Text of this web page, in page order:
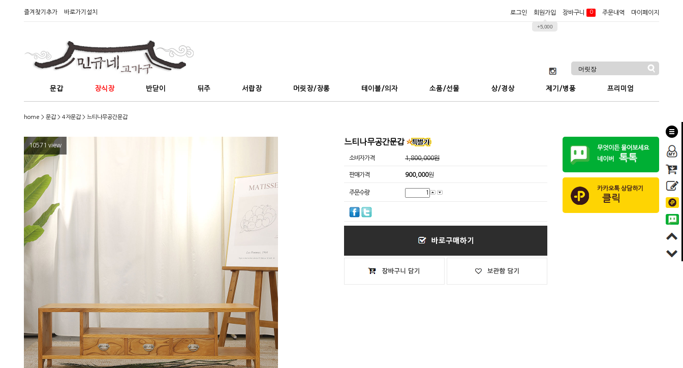
즐겨찾기추가 바로가기설치 로그인 회원가입
+5,000
장바구니 0 주문내역 마이페이지
문갑 장식장 반닫이 뒤주 서랍장 머릿장/장롱 테이블/의자 소품/선물 상/경상 제기/병풍 프리미엄
home > 문갑> 4자문갑> 느티나무공간문갑
10571 view 느티나무공간문갑
소비자가격 1,800,000원
판매가격 900,000원
주문수량
무엇이든 물어보세요
네이버
톡톡
카카오톡 상담하기
클릭